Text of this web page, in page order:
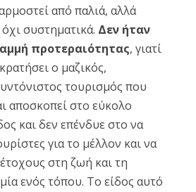
από παλιά, αλλά
συστηματικά. Δεν ήταν
προτεραιότητας, γιατί
ο μαζικός,
τουρισμός που
αποσκοπεί στο εύκολο
και δεν επένδυε στο να
για το μέλλον και να
στη ζωή και τη
ενός τόπου. Το είδος αυτό